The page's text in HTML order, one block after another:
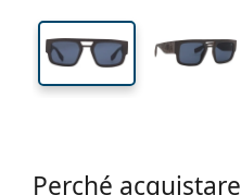
Perché acquistare